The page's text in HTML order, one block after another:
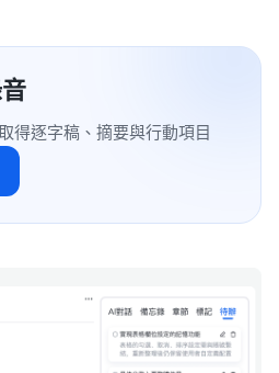
得逐字稿、摘要與行動項目